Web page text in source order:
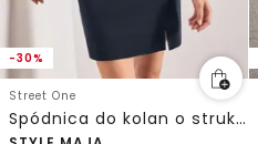
-30%
Street One
Spódnica do kolan o strukturze w prążki